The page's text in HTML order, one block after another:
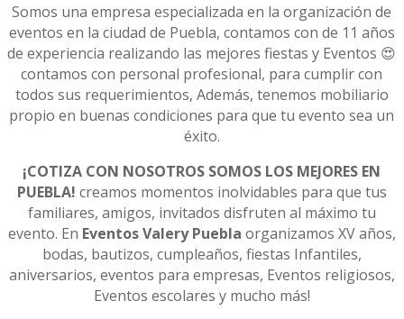
Somos una empresa especializada en la organización de
eventos en la ciudad de Puebla, contamos con de 11 años
de experiencia realizando las mejores fiestas y Eventos 😍
contamos con personal profesional, para cumplir con
todos sus requerimientos, Además, tenemos mobiliario
propio en buenas condiciones para que tu evento sea un
éxito.
¡COTIZA CON NOSOTROS SOMOS LOS MEJORES EN
PUEBLA! creamos momentos inolvidables para que tus
familiares, amigos, invitados disfruten al máximo tu
evento. En Eventos Valery Puebla organizamos XV años,
bodas, bautizos, cumpleaños, fiestas Infantiles,
aniversarios, eventos para empresas, Eventos religiosos,
Eventos escolares y mucho más!